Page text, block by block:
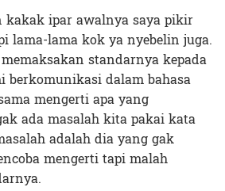
kakak ipar awalnya saya pikir
lama-lama kok ya nyebelin juga.
standarnya kepada
berkomunikasi dalam bahasa
mengerti apa yang
ada masalah kita pakai kata
adalah dia yang gak
mengerti tapi malah